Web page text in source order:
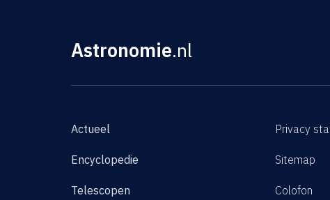
Astronomie.nl
Actueel
Encyclopedie
Telescopen
Privacy
Sitemap
Colofon